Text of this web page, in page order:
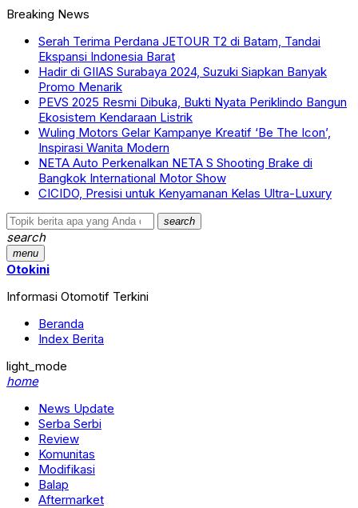
Breaking News
Serah Terima Perdana JETOUR T2 di Batam, Tandai
Ekspansi Indonesia Barat
Hadir di GIIAS Surabaya 2024, Suzuki Siapkan Banyak
Promo Menarik
PEVS 2025 Resmi Dibuka, Bukti Nyata Periklindo Bangun
Ekosistem Kendaraan Listrik
Wuling Motors Gelar Kampanye Kreatif ‘Be The Icon’,
Inspirasi Wanita Modern
NETA Auto Perkenalkan NETA S Shooting Brake di
Bangkok International Motor Show
CICIDO, Presisi untuk Kenyamanan Kelas Ultra-Luxury
search
search
menu
Otokini
Informasi Otomotif Terkini
Beranda
Index Berita
light_mode
home
News Update
Serba Serbi
Review
Komunitas
Modifikasi
Balap
Aftermarket